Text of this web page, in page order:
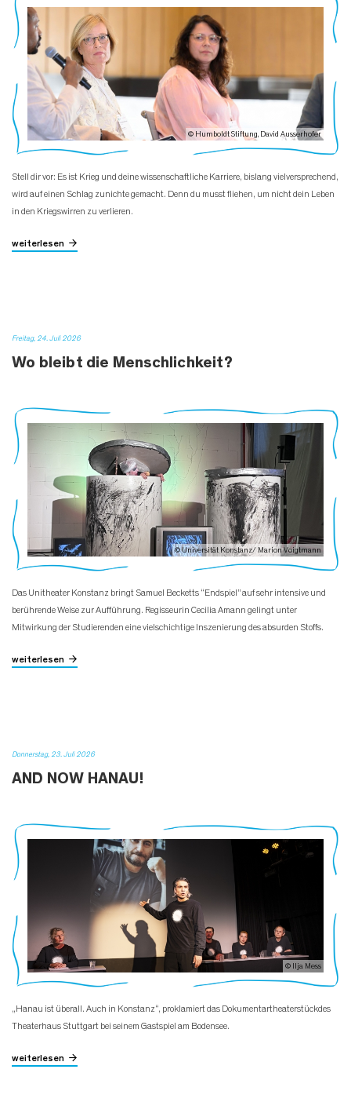
© Humboldt Stiftung, David Ausserhofer
Stell dir vor: Es ist Krieg und deine wissenschaftliche Karriere, bislang vielversprechend,
wird auf einen Schlag zunichte gemacht. Denn du musst fliehen, um nicht dein Leben
in den Kriegswirren zu verlieren.
weiterlesen
Freitag, 24. Juli 2026
Wo bleibt die Menschlichkeit?
© Universität Konstanz/ Marion Voigtmann
Das Unitheater Konstanz bringt Samuel Becketts “Endspiel” auf sehr intensive und
berührende Weise zur Aufführung. Regisseurin Cecilia Amann gelingt unter
Mitwirkung der Studierenden eine vielschichtige Inszenierung des absurden Stoffs.
weiterlesen
Donnerstag, 23. Juli 2026
AND NOW HANAU!
© Ilja Mess
„Hanau ist überall. Auch in Konstanz“, proklamiert das Dokumentartheaterstückdes
Theaterhaus Stuttgart bei seinem Gastspiel am Bodensee.
weiterlesen